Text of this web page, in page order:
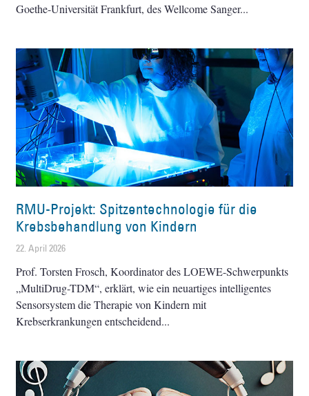
Goethe-Universität Frankfurt, des Wellcome Sanger
RMU-Projekt: Spitzentechnologie für die
Krebsbehandlung von Kindern
22. April 2026
Prof. Torsten Frosch, Koordinator des LOEWE-Schwerpunkts
„MultiDrug-TDM“, erklärt, wie ein neuartiges intelligentes
Sensorsystem die Therapie von Kindern mit
Krebserkrankungen entscheidend